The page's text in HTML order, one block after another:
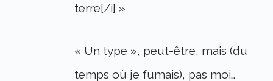
terre[/i] »
« Un type », peut-être, mais (du
temps où je fumais), pas moi…